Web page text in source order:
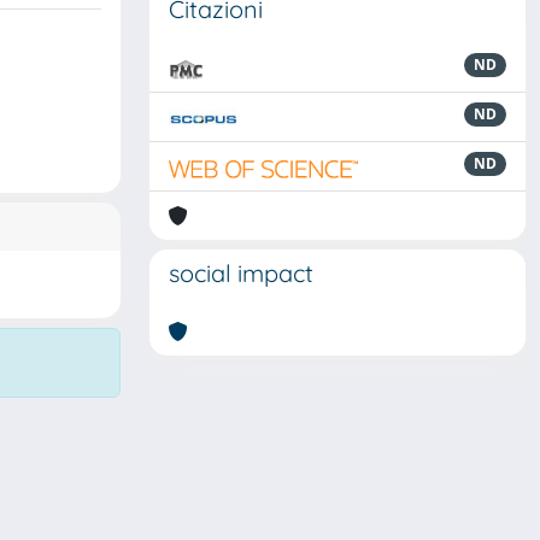
Citazioni
ND
ND
ND
social impact